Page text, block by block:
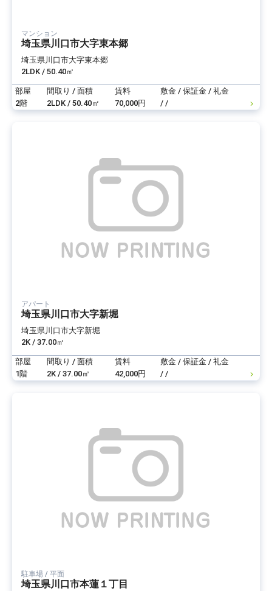
マンション
埼玉県川口市大字東本郷
埼玉県川口市大字東本郷
2LDK / 50.40㎡
部屋 間取り / 面積 賃料
敷金 / 保証金 / 礼金
2階
2LDK / 50.40㎡ 70,000円 / /
アパート
埼玉県川口市大字新堀
埼玉県川口市大字新堀
2K / 37.00㎡
部屋 間取り / 面積 賃料
敷金 / 保証金 / 礼金
1階
2K / 37.00㎡ 42,000円 / /
駐車場 / 平面
埼玉県川口市本蓮１丁目